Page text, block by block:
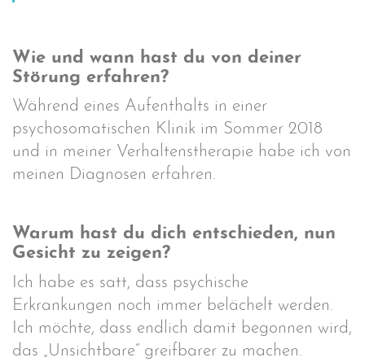
Wie und wann hast du von deiner
Störung erfahren?
Während eines Aufenthalts in einer
psychosomatischen Klinik im Sommer 2018
und in meiner Verhaltenstherapie habe ich von
meinen Diagnosen erfahren.
Warum hast du dich entschieden, nun
Gesicht zu zeigen?
Ich habe es satt, dass psychische
Erkrankungen noch immer belächelt werden.
Ich möchte, dass endlich damit begonnen wird,
das „Unsichtbare“ greifbarer zu machen.